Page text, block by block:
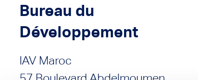
Bureau du
Développement
IAV Maroc